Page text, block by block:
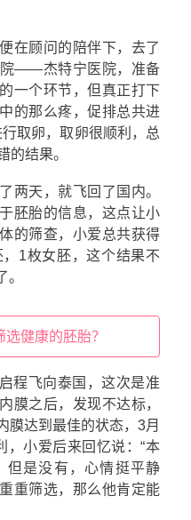
在顾问的陪伴下，去了
院——杰特宁医院，准备
一个环节，但真正打下
的那么疼，促排总共进
取卵，取卵很顺利，总
的结果。
两天，就飞回了国内。
胚胎的信息，这点让小
的筛查，小爱总共获得
1枚女胚，这个结果不
健康的胚胎？
程飞向泰国，这次是准
膜之后，发现不达标，
膜达到最佳的状态，3月
，小爱后来回忆说：“本
但是没有，心情挺平静
重筛选，那么他肯定能